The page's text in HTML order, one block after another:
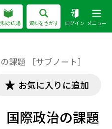
の広場 資料をさがす ログイン メニュー
課題 ［サブノート］
お気に入りに追加
際政治の課題